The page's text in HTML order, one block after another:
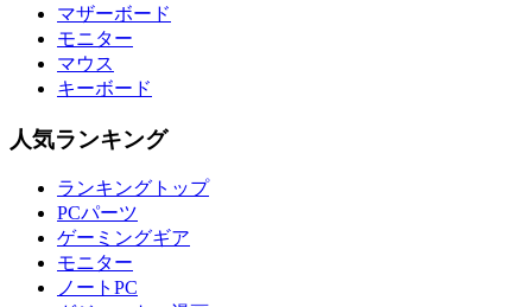
マザーボード
モニター
マウス
キーボード
人気ランキング
ランキングトップ
PCパーツ
ゲーミングギア
モニター
ノートPC